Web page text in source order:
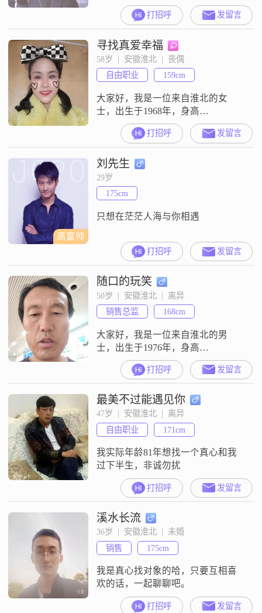
月收入在5001到8000元之间
##3002##我的学历是高中及以下，
但我一直保持着学习的热情，尤其
是对汽车和历史的爱好##3002##我
喜欢研究各种汽车型号和历史事
件，这让我在这些领域有了较深的
了解##3002##此外，我也非常注重
内心的平静，常常
打招呼 发留言
寻找真爱幸福
58岁  |  安徽淮北  |  丧偶
自由职业
159cm
大家好，我是一位来自淮北的女
士，出生于1968年，身高
159cm##3002##我的收入在3000元以
下，学历是高中及以下##3002##我
性格开朗，总是爱笑，善于理解他
人的感受，温柔体贴##3002##我热
爱生活，注重健康管理，经常跑步
健身，追求简单而幸福的生活
##3002##我相信，互相尊重是建立
良好关系的基础##
打招呼 发留言
高富帅
刘先生
29岁
175cm
只想在茫茫人海与你相遇
打招呼 发留言
随口的玩笑
50岁  |  安徽淮北  |  离异
销售总监
168cm
大家好，我是一位来自淮北的男
士，出生于1976年，身高
168cm##3002##我的月收入在5001到
8000元之间，目前从事一份稳定的
工作##3002##虽然我的学历是中
专，但我一直保持着乐观积极的生
活态度，认为生活不仅仅是眼前的
苟且，还有诗和远方##3002##我性
格随和，容易相处，非常重视家庭
##3002##在我
打招呼 发留言
最美不过能遇见你
47岁  |  安徽淮北  |  离异
自由职业
171cm
我实际年龄81年想找一个真心和我
过下半生，非诚勿扰
打招呼 发留言
溪水长流
36岁  |  安徽淮北  |  未婚
销售
175cm
我是真心找对象的哈，只要互相喜
欢的话，一起聊聊吧。
打招呼 发留言